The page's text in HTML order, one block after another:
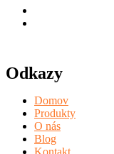
Odkazy
Domov
Produkty
O nás
Blog